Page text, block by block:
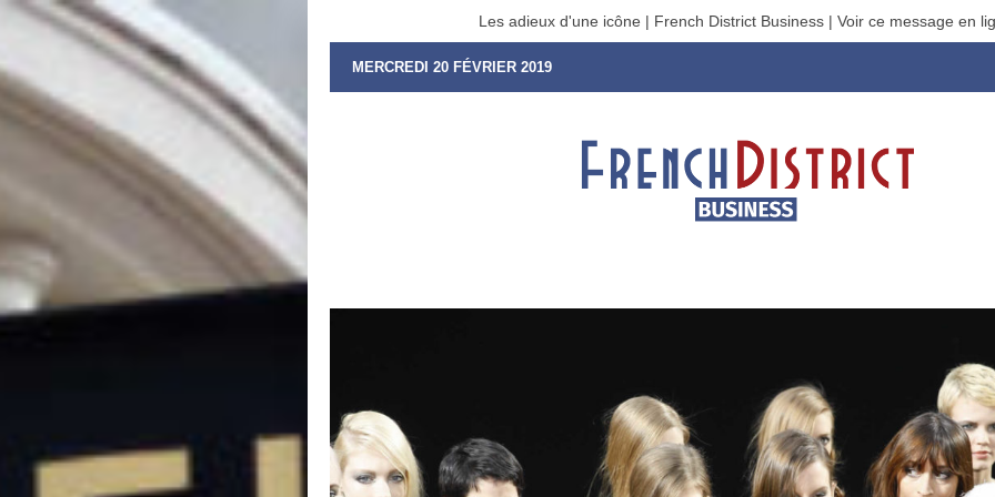
Les adieux d'une icône | French District Business | Voir ce message en
MERCREDI 20 FÉVRIER 2019